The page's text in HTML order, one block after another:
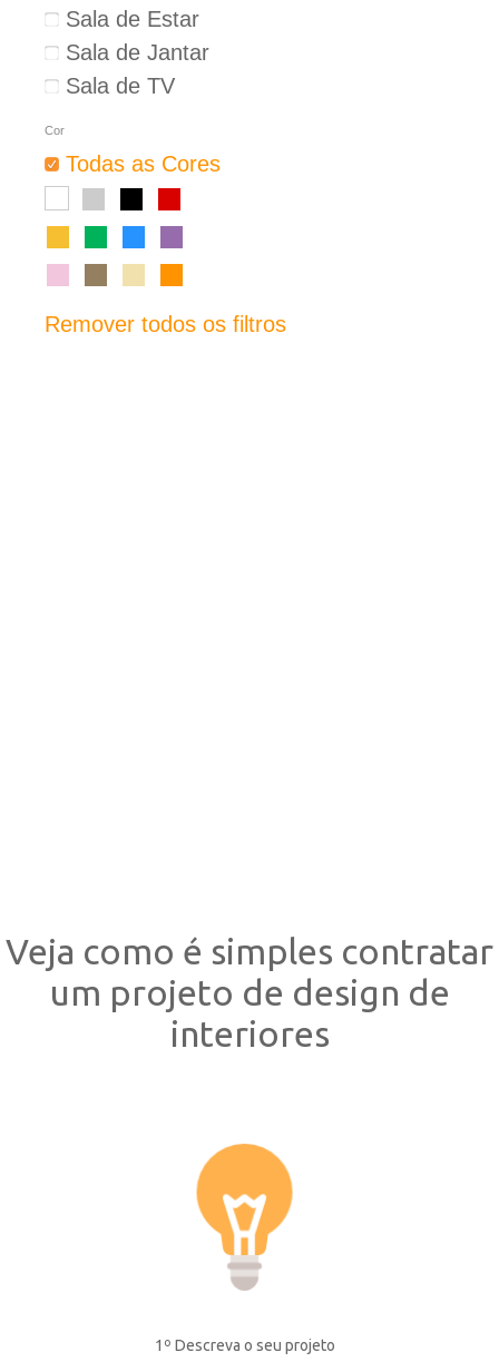
Sala de Estar
Sala de Jantar
Sala de TV
Cor
Todas as Cores
Remover todos os filtros
Veja como é simples contratar
um projeto de design de
interiores
1º Descreva o seu projeto